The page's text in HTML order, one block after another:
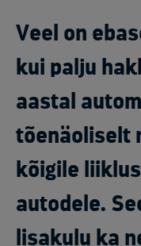
Veel on
kui palju
aastal
tõenäoliselt
kõigile
autodele.
lisakulu ka